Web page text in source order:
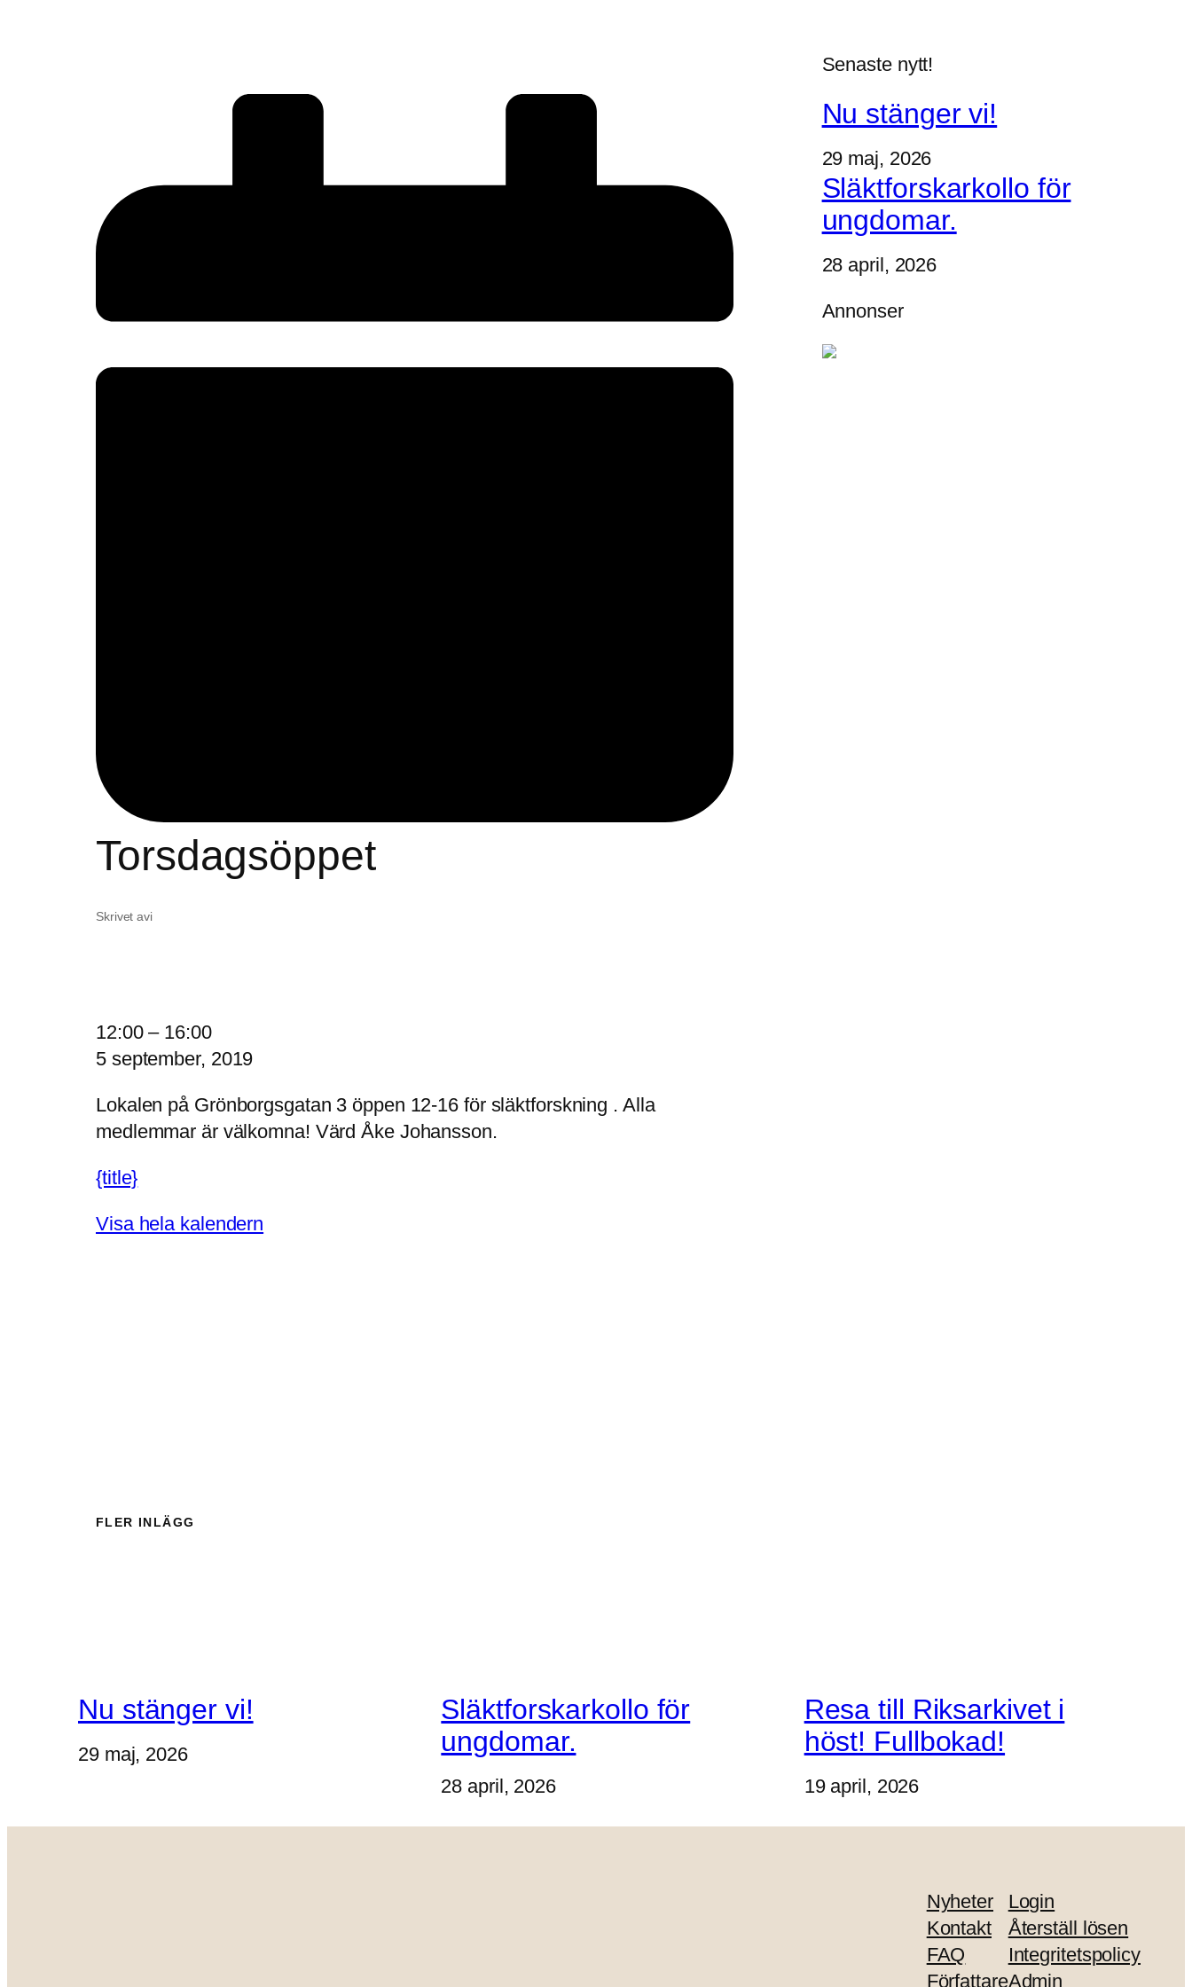
Torsdagsöppet
Skrivet avi
T
o
s
d
a
g
s
12:00 – 16:00
5 september, 2019
Lokalen på Grönborgsgatan 3 öppen 12-16 för släktforskning . Alla
medlemmar är välkomna! Värd Åke Johansson.
{title}
Visa hela kalendern
Senaste nytt!
Nu stänger vi!
29 maj, 2026
Släktforskarkollo för
ungdomar.
28 april, 2026
Annonser
FLER INLÄGG
Nu stänger vi!
29 maj, 2026
Släktforskarkollo för
ungdomar.
28 april, 2026
Resa till Riksarkivet i
höst! Fullbokad!
19 april, 2026
Nyheter
Kontakt
FAQ
Författare
Login
Återställ lösen
Integritetspolicy
Admin